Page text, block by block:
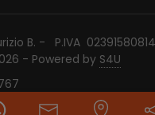
B. - P.IVA 02391580814
- Powered by S4U